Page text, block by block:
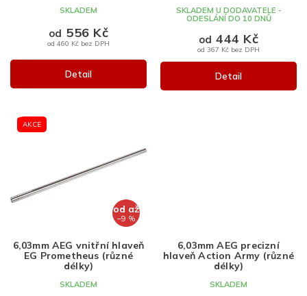
SKLADEM
od 460 Kč bez DPH
od 556 Kč
Detail
SKLADEM U DODAVATELE -
ODESLÁNÍ DO 10 DNŮ
od 367 Kč bez DPH
od 444 Kč
Detail
AKCE
od až
–9 %
6,03mm AEG vnitřní hlaveň
EG Prometheus (různé
délky)
SKLADEM
6,03mm AEG precizní
hlaveň Action Army (různé
délky)
SKLADEM